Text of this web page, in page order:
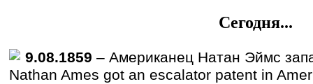
Сегодня...
9.08.1859 – Американец Натан Эймс
Nathan Ames got an escalator patent in